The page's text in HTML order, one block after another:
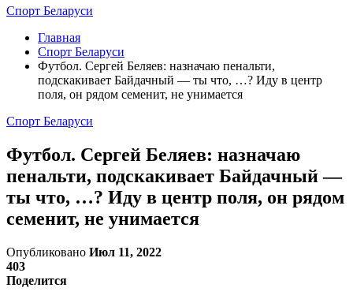
Спорт Беларуси
Главная
Спорт Беларуси
Футбол. Сергей Беляев: назначаю пенальти,
подскакивает Байдачный — ты что, …? Иду в центр
поля, он рядом семенит, не унимается
Спорт Беларуси
Футбол. Сергей Беляев: назначаю
пенальти, подскакивает Байдачный —
ты что, …? Иду в центр поля, он рядом
семенит, не унимается
Опубликовано Июл 11, 2022
403
Поделится